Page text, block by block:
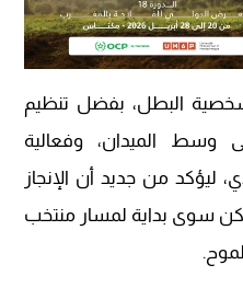
البطل، بفضل تنظيم
وسط الميدان، وفعالية
ليؤكد من جديد أن الإنجاز
سوى بداية لمسار منتخب